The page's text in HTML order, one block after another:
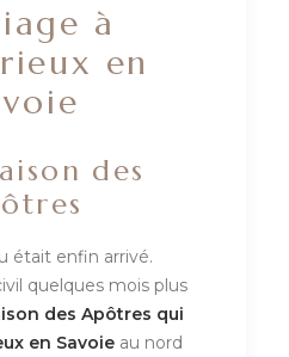
à
en
des
était enfin arrivé.
quelques mois plus
des Apôtres qui
en Savoie au nord